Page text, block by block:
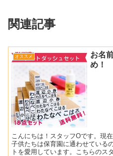
関連記事
オススメ
お名
め！
こんにちは！スタッフOです。現
子供たちは保育園に通わせている
トを愛用しています。こちらのス